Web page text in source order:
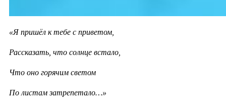
«Я пришёл к тебе с приветом,
Рассказать, что солнце встало,
Что оно горячим светом
По листам затрепетало…»